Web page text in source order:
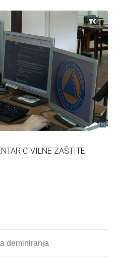
CIVILNE ZAŠTITE
deminiranja